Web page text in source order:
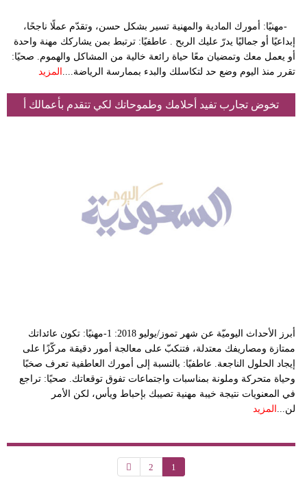
-مهنيًا: أمورك المادية والمهنية تسير بشكل حسن، وتقدّم عملًا ناجحًا،
إبداعيًا أو جماليًا يدرّ عليك الربح . عاطفيًا: ترتبط بمن يشاركك مهنة واحدة
أو يعمل معك وتمضيان معًا حياة رائعة خالية من المشاكل والهموم. صحيًا:
تقرر منذ اليوم وضع حد لتكاسلك والبدء بممارسة الرياضة.... المزيد
تخوض تجارب تفيد أحلامك وطموحاتك لكي تتقدم بأعمالك أ
أبرز الأحداث اليوميّة عن شهر تموز/يوليو 2018: 1-مهنيًا: تكون عائداتك
ممتازة ومصاريفك معتدلة، فتنكبّ على معالجة أمور دقيقة مركّزًا على
إيجاد الحلول الناجعة. عاطفيًا: بالنسبة إلى أمورك العاطفية تعرف صخبًا
وحياة متحركة وملونة بمناسبات واجتماعات تفوق توقعاتك. صحيًا: تراجع
في المعنويات نتيجة خيبة مهنية تصيبك بإحباط ويأس، لكن الأمر
لن... المزيد
1
2